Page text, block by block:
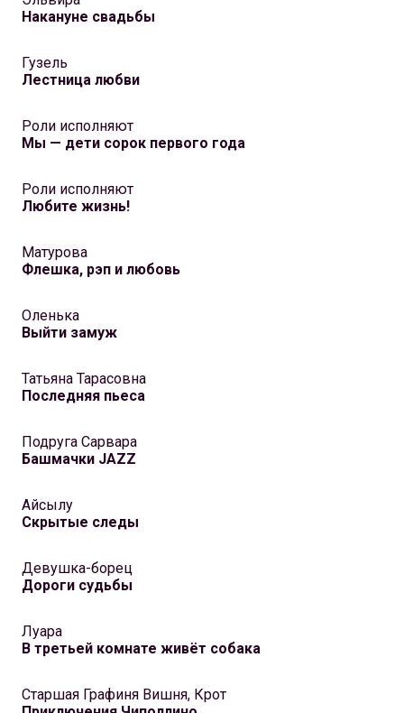
Накануне свадьбы
Гузель
Лестница любви
Роли исполняют
Мы — дети сорок первого года
Роли исполняют
Любите жизнь!
Матурова
Флешка, рэп и любовь
Оленька
Выйти замуж
Татьяна Тарасовна
Последняя пьеса
Подруга Сарвара
Башмачки JAZZ
Айсылу
Скрытые следы
Девушка-борец
Дороги судьбы
Луара
В третьей комнате живёт собака
Старшая Графиня Вишня, Крот